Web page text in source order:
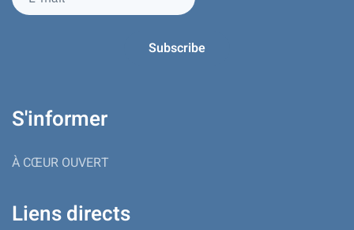
S'informer
À CŒUR OUVERT
Liens directs